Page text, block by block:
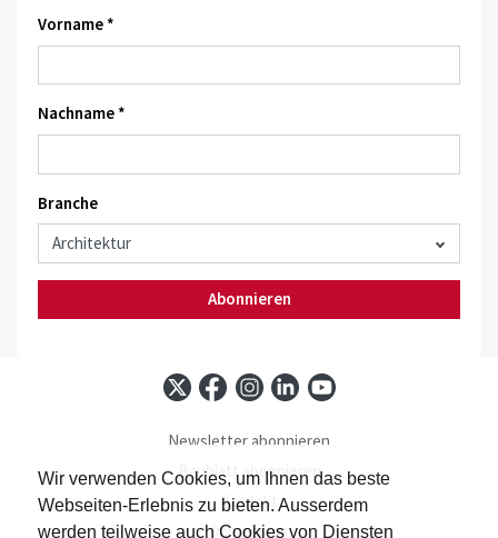
Wir verwenden Cookies, um Ihnen das beste
Webseiten-Erlebnis zu bieten. Ausserdem
werden teilweise auch Cookies von Diensten
Vorname *
Nachname *
Branche
Abonnieren
Newsletter abonnieren
Baublatt abonnieren
Kontakt
Impressum